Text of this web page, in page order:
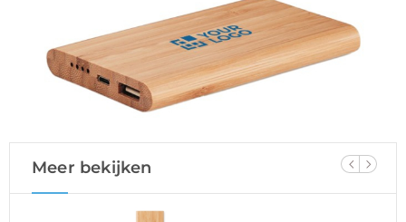
Meer bekijken